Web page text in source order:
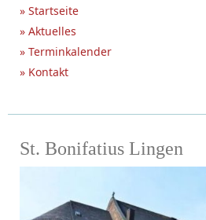
» Startseite
» Aktuelles
» Terminkalender
» Kontakt
St. Bonifatius Lingen